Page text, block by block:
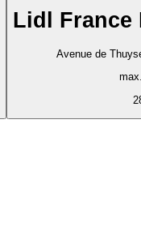
Lidl France
Avenue de